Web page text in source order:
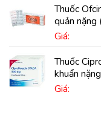
Thuốc
quản nặng
Giá:
Thuốc
khuẩn
Giá: